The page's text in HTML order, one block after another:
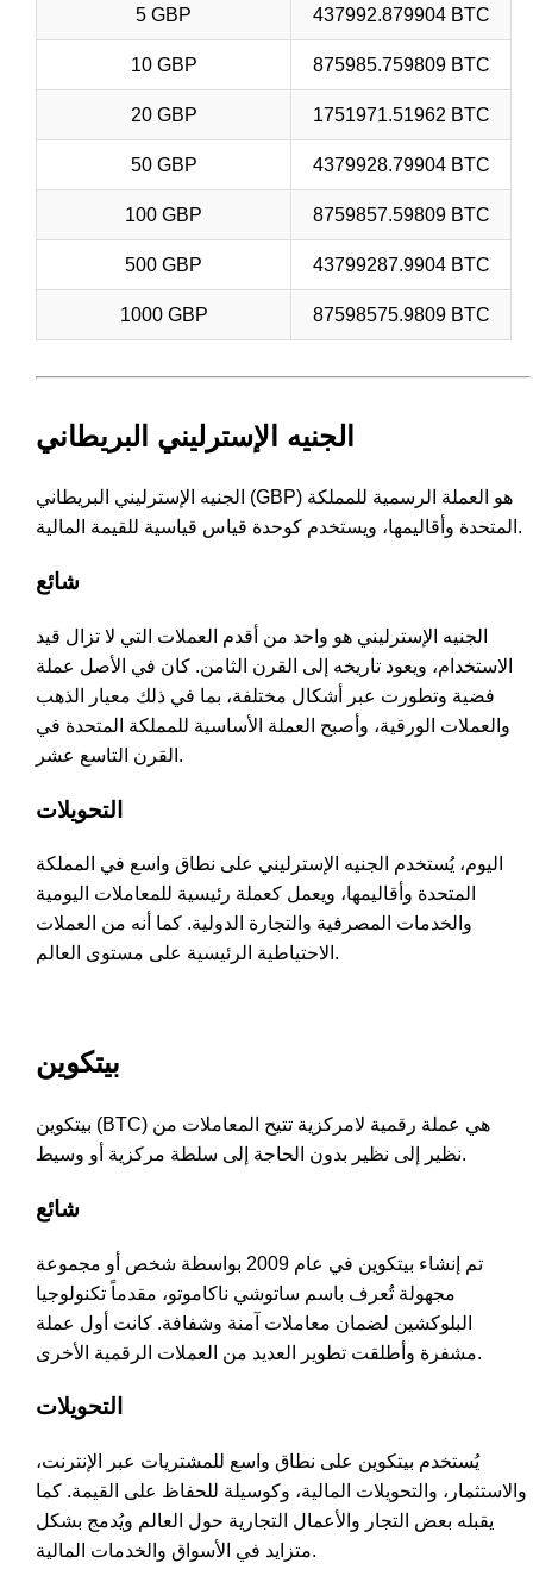
5 GBP 437992.879904 BTC
10 GBP 875985.759809 BTC
20 GBP 1751971.51962 BTC
50 GBP 4379928.79904 BTC
100 GBP 8759857.59809 BTC
500 GBP 43799287.9904 BTC
1000 GBP 87598575.9809 BTC
الجنيه الإسترليني البريطاني
الجنيه الإسترليني البريطاني (GBP) هو العملة الرسمية للمملكة
المتحدة وأقاليمها، ويستخدم كوحدة قياس قياسية للقيمة المالية.
شائع
الجنيه الإسترليني هو واحد من أقدم العملات التي لا تزال قيد
الاستخدام، ويعود تاريخه إلى القرن الثامن. كان في الأصل عملة
فضية وتطورت عبر أشكال مختلفة، بما في ذلك معيار الذهب
والعملات الورقية، وأصبح العملة الأساسية للمملكة المتحدة في
القرن التاسع عشر.
التحويلات
اليوم، يُستخدم الجنيه الإسترليني على نطاق واسع في المملكة
المتحدة وأقاليمها، ويعمل كعملة رئيسية للمعاملات اليومية
والخدمات المصرفية والتجارة الدولية. كما أنه من العملات
الاحتياطية الرئيسية على مستوى العالم.
بيتكوين
بيتكوين (BTC) هي عملة رقمية لامركزية تتيح المعاملات من
نظير إلى نظير بدون الحاجة إلى سلطة مركزية أو وسيط.
شائع
تم إنشاء بيتكوين في عام 2009 بواسطة شخص أو مجموعة
مجهولة تُعرف باسم ساتوشي ناكاموتو، مقدماً تكنولوجيا
البلوكشين لضمان معاملات آمنة وشفافة. كانت أول عملة
مشفرة وأطلقت تطوير العديد من العملات الرقمية الأخرى.
التحويلات
يُستخدم بيتكوين على نطاق واسع للمشتريات عبر الإنترنت،
والاستثمار، والتحويلات المالية، وكوسيلة للحفاظ على القيمة. كما
يقبله بعض التجار والأعمال التجارية حول العالم ويُدمج بشكل
متزايد في الأسواق والخدمات المالية.